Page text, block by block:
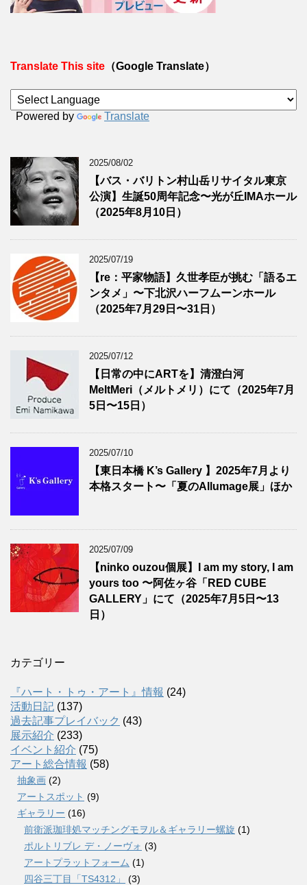
Translate This site （Google Translate）
Powered by Translate
2025/08/02
【バス・バリトン村山岳リサイタル東京
公演】生誕50周年記念〜光が丘IMAホール
（2025年8月10日）
2025/07/19
【re：平家物語】久世孝臣が挑む「語るエ
ンタメ」〜下北沢ハーフムーンホール
（2025年7月29日〜31日）
2025/07/12
【日常の中にARTを】清澄白河
MeltMeri（メルトメリ）にて（2025年7月
5日〜15日）
2025/07/10
【東日本橋 K’s Gallery 】2025年7月より
本格スタート〜「夏のAllumage展」ほか
2025/07/09
【ninko ouzou個展】I am my story, I am
yours too 〜阿佐ヶ谷「RED CUBE
GALLERY」にて（2025年7月5日〜13
日）
カテゴリー
『ハート・トゥ・アート』情報 (24)
活動日記 (137)
過去記事プレイバック (43)
展示紹介 (233)
イベント紹介 (75)
アート総合情報 (58)
抽象画 (2)
アートスポット (9)
ギャラリー (16)
前衛派珈琲処マッチングモヲル＆ギャラリー螺旋 (1)
ポルトリブレ デ・ノーヴォ (3)
アートプラットフォーム (1)
四谷三丁目「TS4312」
(3)